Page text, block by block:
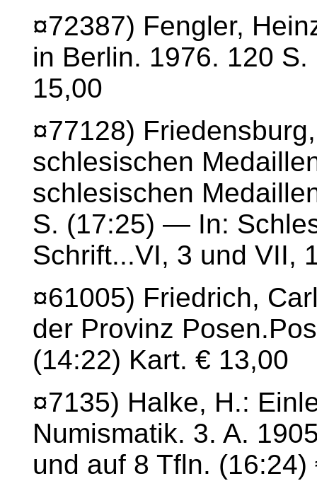
¤72387) Fengler,
in Berlin. 1976. 120
15,00
¤77128)
schlesischen
schlesischen
S. (17:25) — In:
Schrift...VI, 3 und VII,
¤61005) Friedrich,
der Provinz
(14:22) Kart. € 13,00
¤7135) Halke, H.:
Numismatik. 3. A.
und auf 8 Tfln. (16:24)